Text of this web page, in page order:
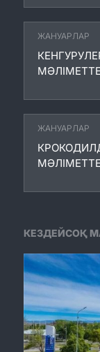
ЖАНУАРЛАР
ЖАНУАРЛАР
КЕЗДЕЙСОҚ